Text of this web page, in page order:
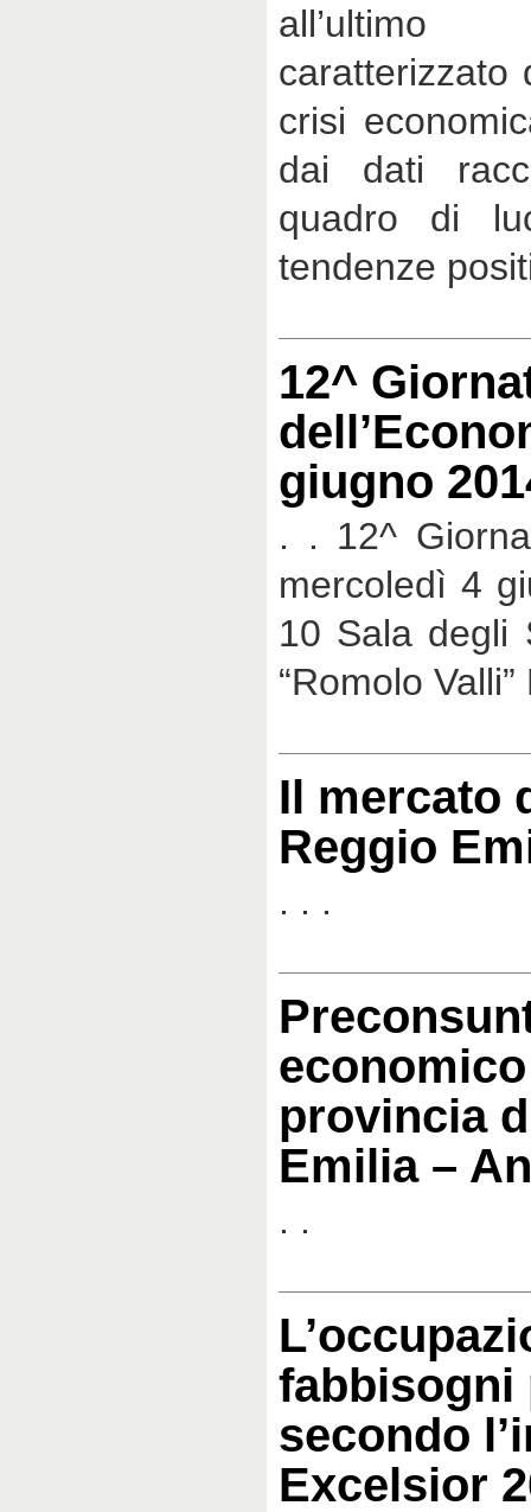
caratterizzato
crisi
dai dati
quadro di
tendenze
12^
giugno
. . 12^
mercoledì 4
10 Sala degli
“Romolo
Il mercato
Reggio
. . .
provincia
Emilia –
. .
fabbisogni
secondo
Excelsior